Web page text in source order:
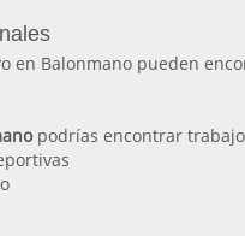
en Balonmano pueden
podrías encontrar